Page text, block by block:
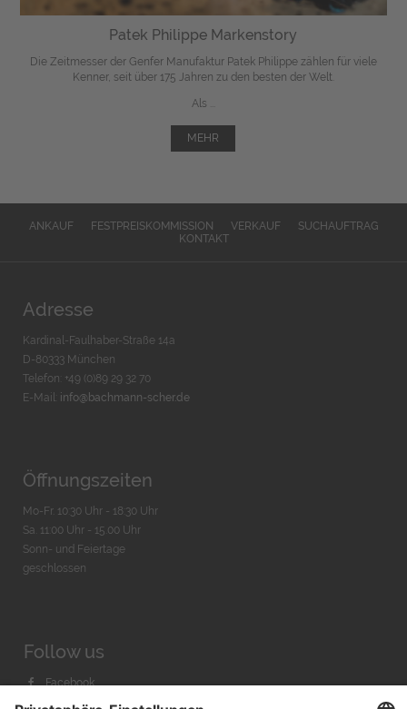
Patek Philippe Markenstory
Die Zeitmesser der Genfer Manufaktur Patek Philippe zählen für viele
Kenner, seit über 175 Jahren zu den besten der Welt.
Als ...
MEHR
ANKAUF FESTPREISKOMMISSION VERKAUF
SUCHAUFTRAG
KONTAKT
Adresse
Kardinal-Faulhaber-Straße 14a
D-80333 München
Telefon: +49 (0)89 29 32 70
E-Mail: info@bachmann-scher.de
Öffnungszeiten
Mo-Fr. 10:30 Uhr - 18:30 Uhr
Sa. 11:00 Uhr - 15.00 Uhr
Sonn- und Feiertage
geschlossen
Follow us
Facebook
Instagram